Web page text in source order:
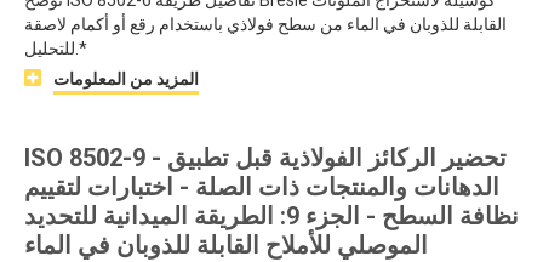
القابلة للذوبان في الماء من سطح فولاذي باستخدام رقع أو أكمام لاصقة
للتحليل.*
المزيد من المعلومات
ISO 8502-9 - تحضير الركائز الفولاذية قبل تطبيق
الدهانات والمنتجات ذات الصلة - اختبارات لتقييم
نظافة السطح - الجزء 9: الطريقة الميدانية للتحديد
الموصلي للأملاح القابلة للذوبان في الماء